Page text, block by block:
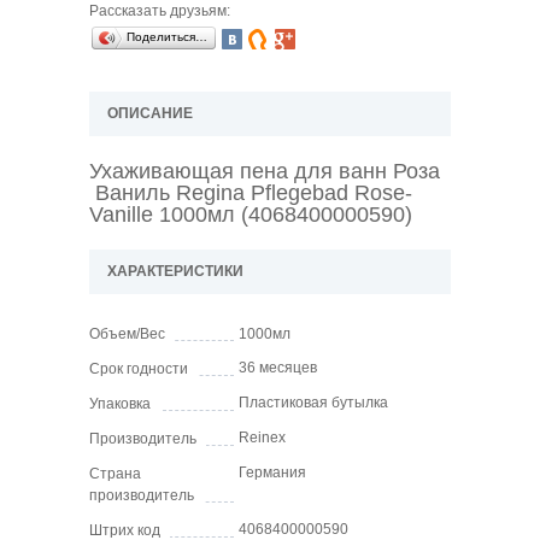
Рассказать друзьям:
Поделиться…
ОПИСАНИЕ
Ухаживающая пена для ванн Роза
Ваниль Regina Pflegebad Rose-
Vanille 1000мл (4068400000590)
ХАРАКТЕРИСТИКИ
Объем/Вес 1000мл
Срок годности 36 месяцев
Упаковка Пластиковая бутылка
Производитель Reinex
Страна
производитель
Германия
Штрих код 4068400000590